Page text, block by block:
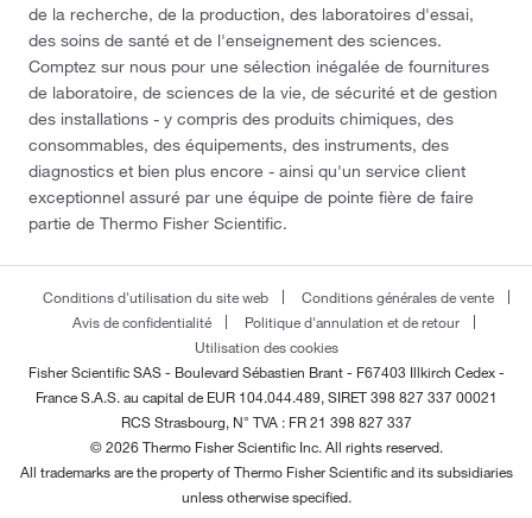
de la recherche, de la production, des laboratoires d'essai,
des soins de santé et de l'enseignement des sciences.
Comptez sur nous pour une sélection inégalée de fournitures
de laboratoire, de sciences de la vie, de sécurité et de gestion
des installations - y compris des produits chimiques, des
consommables, des équipements, des instruments, des
diagnostics et bien plus encore - ainsi qu'un service client
exceptionnel assuré par une équipe de pointe fière de faire
partie de Thermo Fisher Scientific.
Conditions d'utilisation du site web
Conditions générales de vente
Avis de confidentialité
Politique d'annulation et de retour
Utilisation des cookies
Fisher Scientific SAS - Boulevard Sébastien Brant - F67403 Illkirch Cedex -
FranceS.A.S. au capital de EUR 104.044.489, SIRET 398 827 337 00021
RCS Strasbourg, N° TVA : FR 21 398 827 337
© 2026 Thermo Fisher Scientific Inc. All rights reserved.
All trademarks are the property of Thermo Fisher Scientific and its subsidiaries
unless otherwise specified.